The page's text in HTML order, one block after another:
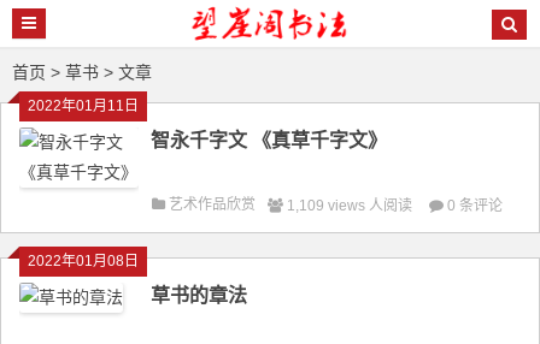
首页 > 草书 > 文章
2022年01月11日
智永千字文 《真草千字文》
艺术作品欣赏 1,109 views 人阅读 0 条评论
2022年01月08日
草书的章法